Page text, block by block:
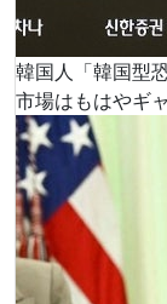
韓国人「韓国型
市場はもはやギ